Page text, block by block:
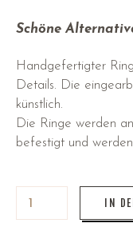
Schöne
Handgefertigter
Details. Die
künstlich.
Die Ringe werden
befestigt und
IN